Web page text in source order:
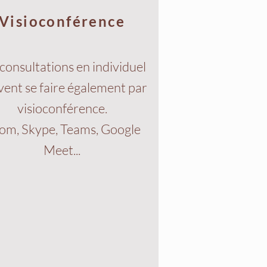
en individuel
se faire également par
visioconférence.
Skype, Teams, Google
Meet...